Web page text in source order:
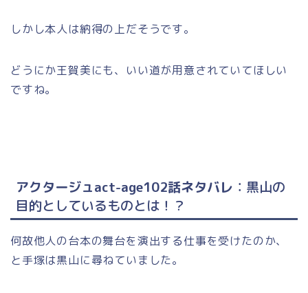
しかし本人は納得の上だそうです。
どうにか王賀美にも、いい道が用意されていてほしい
ですね。
アクタージュact-age102話ネタバレ ：黒山の
目的としているものとは！？
何故他人の台本の舞台を演出する仕事を受けたのか、
と手塚は黒山に尋ねていました。